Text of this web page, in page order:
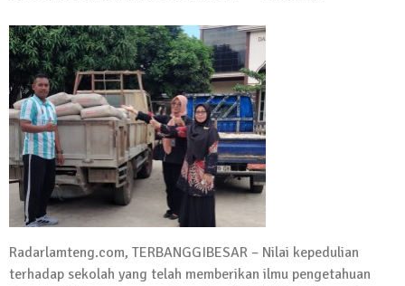
Puluhan Warga Dusun III Geruduk
Balai Kampung Pujobasuki, Tuntut
Kadus Untuk Mundur
4 September 2025 | 15:40
News Flash
iklan ucapan HUT RI
20 Agustus 2025 | 14:43
News Flash
Maling Jebol Plafon Konter HP di
Rumbia, Pelaku Ditangkap di Lamtim
26 Juli 2025 | 10:33
Radarlamteng.com, TERBANGGIBESAR – Nilai kepedulian
terhadap sekolah yang telah memberikan ilmu pengetahuan